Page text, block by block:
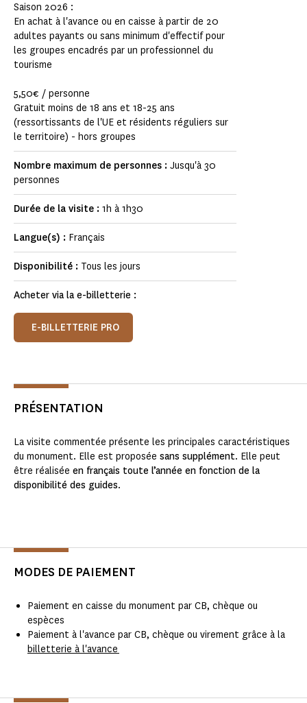
Saison 2026 :
En achat à l'avance ou en caisse à partir de 20
adultes payants ou sans minimum d'effectif pour
les groupes encadrés par un professionnel du
tourisme
5,50€ / personne
Gratuit moins de 18 ans et 18-25 ans
(ressortissants de l'UE et résidents réguliers sur
le territoire) - hors groupes
Nombre maximum de personnes : Jusqu'à 30
personnes
Durée de la visite : 1h à 1h30
Langue(s) : Français
Disponibilité : Tous les jours
Acheter via la e-billetterie :
E-BILLETTERIE PRO
PRÉSENTATION
La visite commentée présente les principales caractéristiques
du monument. Elle est proposée sans supplément. Elle peut
être réalisée en français toute l’année en fonction de la
disponibilité des guides.
MODES DE PAIEMENT
Paiement en caisse du monument par CB, chèque ou
espèces
Paiement à l'avance par CB, chèque ou virement grâce à la
billetterie à l'avance